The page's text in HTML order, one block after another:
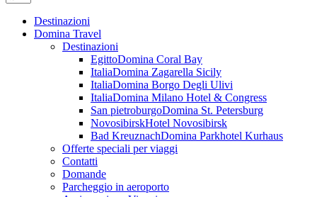
Destinazioni
Domina Travel
Destinazioni
EgittoDomina Coral Bay
ItaliaDomina Zagarella Sicily
ItaliaDomina Borgo Degli Ulivi
ItaliaDomina Milano Hotel & Congress
San pietroburgoDomina St. Petersburg
NovosibirskHotel Novosibirsk
Bad KreuznachDomina Parkhotel Kurhaus
Offerte speciali per viaggi
Contatti
Domande
Parcheggio in aeroporto